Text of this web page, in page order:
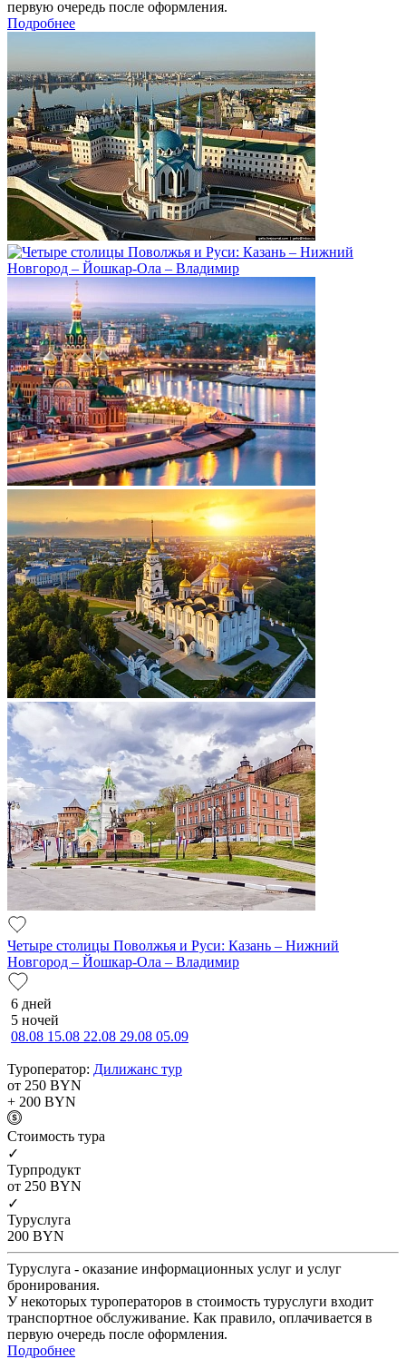
первую очередь после оформления.
Подробнее
Четыре столицы Поволжья и Руси: Казань – Нижний
Новгород – Йошкар-Ола – Владимир
6 дней
5 ночей
08.08 15.08 22.08 29.08 05.09
Туроператор: Дилижанс тур
от 250 BYN
+ 200 BYN
Cтоимость тура
✓
Турпродукт
от 250 BYN
✓
Туруслуга
200 BYN
Туруслуга - оказание информационных услуг и услуг
бронирования.
У некоторых туроператоров в стоимость туруслуги входит
транспортное обслуживание. Как правило, оплачивается в
первую очередь после оформления.
Подробнее